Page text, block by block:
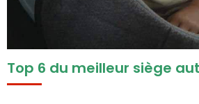
Top 6 du meilleur siège